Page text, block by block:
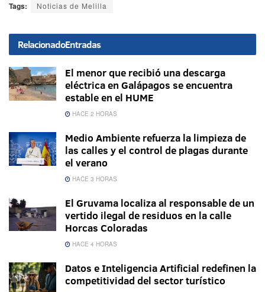
Tags: Noticias de Melilla
RelacionadoEntradas
El menor que recibió una descarga
eléctrica en Galápagos se encuentra
estable en el HUME
HACE 2 HORAS
Medio Ambiente refuerza la limpieza de
las calles y el control de plagas durante
el verano
HACE 3 HORAS
El Gruvama localiza al responsable de un
vertido ilegal de residuos en la calle
Horcas Coloradas
HACE 4 HORAS
Datos e Inteligencia Artificial redefinen la
competitividad del sector turístico